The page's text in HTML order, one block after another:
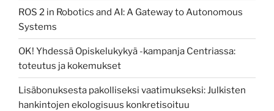
ROS 2 in Robotics and AI: A Gateway to Autonomous
Systems
OK! Yhdessä Opiskelukykyä -kampanja Centriassa:
toteutus ja kokemukset
Lisäbonuksesta pakolliseksi vaatimukseksi: Julkisten
hankintojen ekologisuus konkretisoituu